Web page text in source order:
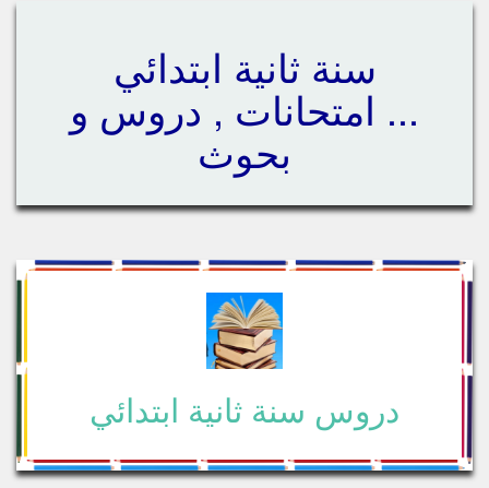
سنة ثانية ابتدائي
... امتحانات , دروس و
بحوث
دروس سنة ثانية ابتدائي